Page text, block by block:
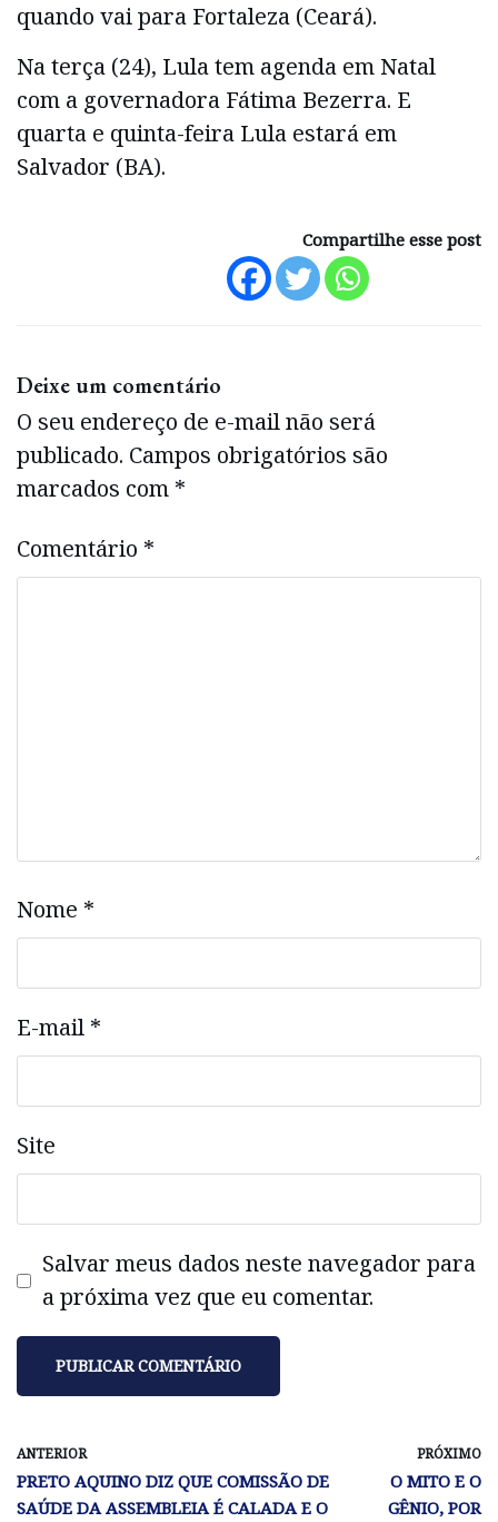
quando vai para Fortaleza (Ceará).
Na terça (24), Lula tem agenda em Natal
com a governadora Fátima Bezerra. E
quarta e quinta-feira Lula estará em
Salvador (BA).
Compartilhe esse post
Deixe um comentário
O seu endereço de e-mail não será
publicado. Campos obrigatórios são
marcados com *
Comentário *
Nome *
E-mail *
Site
Salvar meus dados neste navegador para
a próxima vez que eu comentar.
ANTERIOR
PRETO AQUINO DIZ QUE COMISSÃO DE
SAÚDE DA ASSEMBLEIA É CALADA E O
PRÓXIMO
O MITO E O
GÊNIO, POR